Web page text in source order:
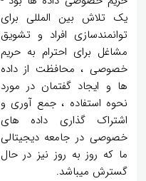
یک تلاش بین المللی برای
توانمندسازی افراد و تشویق
مشاغل برای احترام به حریم
خصوصی ، محافظت از داده
ها و ایجاد گفتمان در مورد
نحوه استفاده ، جمع آوری و
اشتراک گذاری داده های
خصوصی در جامعه دیجیتالی
ما که روز به روز نیز در حال
گسترش میباشد.